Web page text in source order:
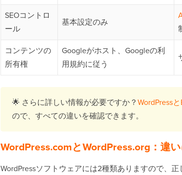
SEOコントロ
ール
基本設定のみ
コンテンツの
所有権
Googleがホスト、Googleの利
用規約に従う
🌟 さらに詳しい情報が必要ですか？WordPress
ので、すべての違いを確認できます。
WordPress.comとWordPress.org：違
WordPressソフトウェアには2種類ありますので、正